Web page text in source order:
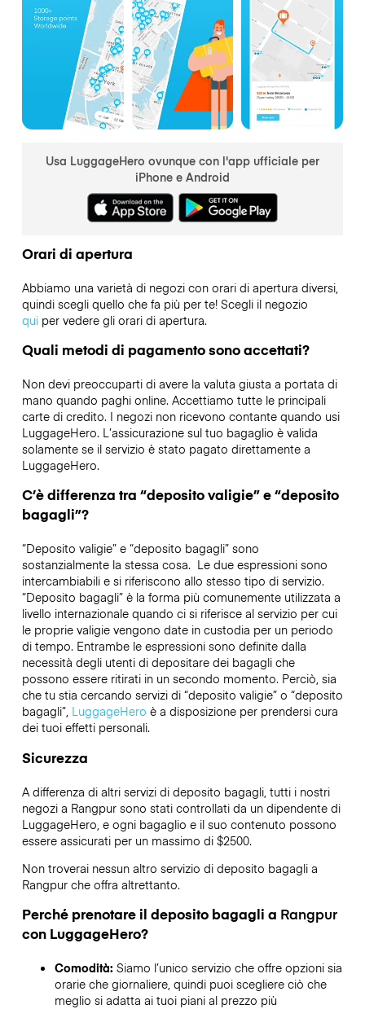
Usa LuggageHero ovunque con l'app ufficiale per
iPhone e Android
Orari di apertura
Abbiamo una varietà di negozi con orari di apertura diversi,
quindi scegli quello che fa più per te! Scegli il negozio
quiper vedere gli orari di apertura.
Quali metodi di pagamento sono accettati?
Non devi preoccuparti di avere la valuta giusta a portata di
mano quando paghi online. Accettiamo tutte le principali
carte di credito. I negozi non ricevono contante quando usi
LuggageHero. L’assicurazione sul tuo bagaglio è valida
solamente se il servizio è stato pagato direttamente a
LuggageHero.
C’è differenza tra “deposito valigie” e “deposito
bagagli”?
“Deposito valigie” e “deposito bagagli” sono
sostanzialmente la stessa cosa. Le due espressioni sono
intercambiabili e si riferiscono allo stesso tipo di servizio.
“Deposito bagagli” è la forma più comunemente utilizzata a
livello internazionale quando ci si riferisce al servizio per cui
le proprie valigie vengono date in custodia per un periodo
di tempo. Entrambe le espressioni sono definite dalla
necessità degli utenti di depositare dei bagagli che
possono essere ritirati in un secondo momento. Perciò, sia
che tu stia cercando servizi di “deposito valigie” o “deposito
bagagli”,LuggageHero è a disposizione per prendersi cura
dei tuoi effetti personali.
Sicurezza
A differenza di altri servizi di deposito bagagli, tutti i nostri
negozi a Rangpursono stati controllati da un dipendente di
LuggageHero, e ogni bagaglio e il suo contenuto possono
essere assicurati per un massimo di $2500.
Non troverai nessun altro servizio di deposito bagagli a
Rangpurche offra altrettanto.
Perché prenotare il deposito bagagli a Rangpur
con LuggageHero?
Comodità: Siamo l’unico servizio che offre opzioni sia
orarie che giornaliere, quindi puoi scegliere ciò che
meglio si adatta ai tuoi piani al prezzo più